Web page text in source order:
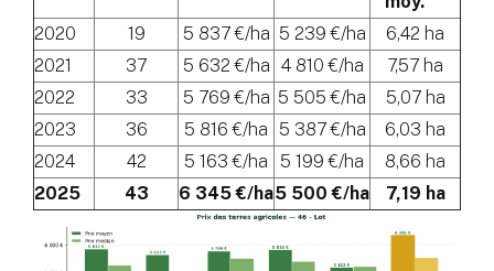
2020
19 5 837 €/ha 5 239 €/ha
6,42 ha
2021
37 5 632 €/ha 4 810 €/ha
7,57 ha
2022
33 5 769 €/ha 5 505 €/ha
5,07 ha
2023
36 5 816 €/ha 5 387 €/ha
6,03 ha
2024
42 5 163 €/ha 5 199 €/ha
8,66 ha
2025
43 6 345 €/ha5 500 €/ha 7,19 ha